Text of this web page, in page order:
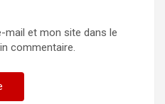
mail et mon site dans le
commentaire.